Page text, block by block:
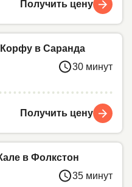
Получить цену
Корфу в Саранда
30 минут
Получить цену
в Фолкстон
35 минут